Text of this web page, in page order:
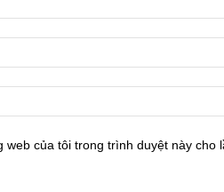
web của tôi trong trình duyệt này cho